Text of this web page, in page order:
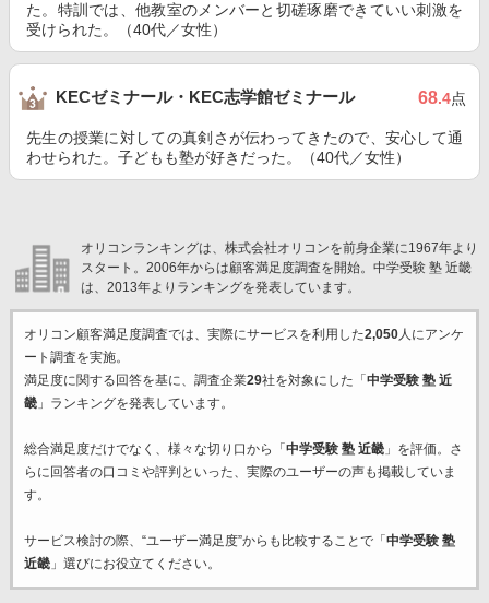
た。特訓では、他教室のメンバーと切磋琢磨できていい刺激を
受けられた。（40代／女性）
KECゼミナール・KEC志学館ゼミナール 68.4点
先生の授業に対しての真剣さが伝わってきたので、安心して通
わせられた。子どもも塾が好きだった。（40代／女性）
オリコンランキングは、株式会社オリコンを前身企業に1967年より
スタート。2006年からは顧客満足度調査を開始。中学受験 塾 近畿
は、2013年よりランキングを発表しています。
オリコン顧客満足度調査では、実際にサービスを利用した2,050人にアンケ
ート調査を実施。
満足度に関する回答を基に、調査企業29社を対象にした「 中学受験 塾 近
畿」ランキングを発表しています。
総合満足度だけでなく、様々な切り口から「 中学受験 塾 近畿」を評価。さ
らに回答者の口コミや評判といった、実際のユーザーの声も掲載していま
す。
サービス検討の際、“ユーザー満足度”からも比較することで「 中学受験 塾
近畿」選びにお役立てください。